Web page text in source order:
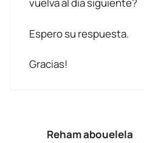
vuelva al día siguiente?
Espero su respuesta.
Gracias!
Reham abouelela